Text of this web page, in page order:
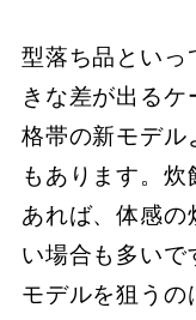
型落ち品といっ
きな差が出る
格帯の新モデル
もあります。
あれば、体感の
い場合も多いで
モデルを狙うの